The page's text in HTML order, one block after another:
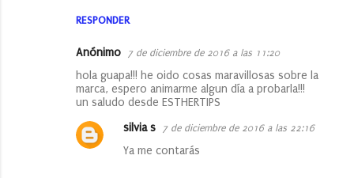
RESPONDER
Anónimo 7 de diciembre de 2016 a las 11:20
hola guapa!!! he oido cosas maravillosas sobre la
marca, espero animarme algun día a probarla!!!
un saludo desde ESTHERTIPS
silvia s 7 de diciembre de 2016 a las 22:16
Ya me contarás